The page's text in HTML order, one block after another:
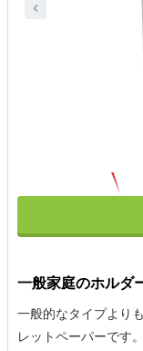
一般家庭のホルダ
一般的なタイプより
レットペーパーです